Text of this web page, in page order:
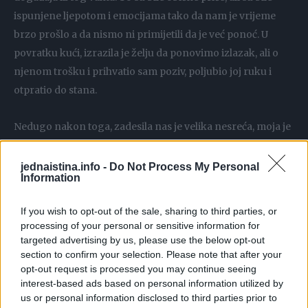
jednaistina.info - Do Not Process My Personal
Information
If you wish to opt-out of the sale, sharing to third parties, or
processing of your personal or sensitive information for
targeted advertising by us, please use the below opt-out
section to confirm your selection. Please note that after your
opt-out request is processed you may continue seeing
interest-based ads based on personal information utilized by
us or personal information disclosed to third parties prior to
ispunjene ljepotom i emocijama tako da nam je vrijeme
brzo prošlo a da nismo ni primijetili da je već ponoć. U
povratku kući, izrazila je želju da ponovimo izlazak, ali o
njenom trošku i prihvatio sam poziv, poljubio joj ruku i
otpratio do stana.
Nedugo nakon toga, zadesila nas je velika nesreća, moja je
majka dobila srčani udar i u vrlo kratkom vremenu
preselila je na ahiret. Prošlo je samo nekoliko dana od
njene smrti, a meni je stiglo pismo iz restorana u kojem
napisana rukom moje majke:
”Znala sam da sljedeći put nećemo biti zajedno, stoga sam
unaprijed uplatila večeru za dvoje, za tebe i tvoju suprugu.
Volim te, sinko moj, ne znaš koliko je meni značio onaj naš